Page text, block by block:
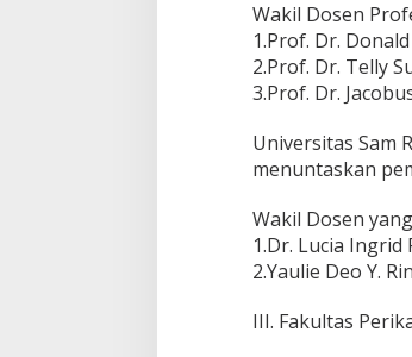
Wakil Dosen
1.Prof. Dr.
2.Prof. Dr. Telly
3.Prof. Dr.
Universitas Sam
menuntaskan
Wakil Dosen
1.Dr. Lucia
2.Yaulie Deo Y.
III. Fakultas